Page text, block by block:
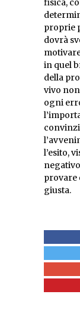
fisica,
proprie
dovrà
in quel
della
vivo
ogni
l’esito,
provare
giusta.